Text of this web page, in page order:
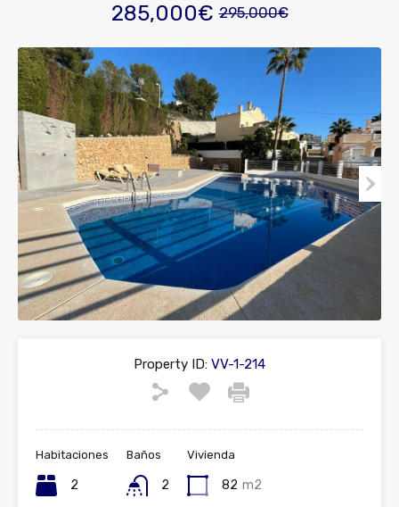
285,000€ 295,000€
Property ID: VV-1-214
Habitaciones
2
Baños
2
Vivienda
82 m2